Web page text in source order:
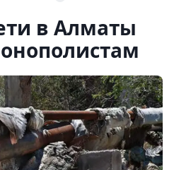
в Алматы